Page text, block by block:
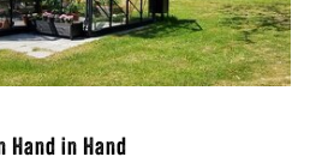
Hand in Hand